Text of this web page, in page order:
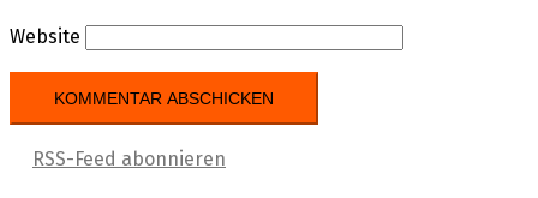
Website
RSS-Feed abonnieren